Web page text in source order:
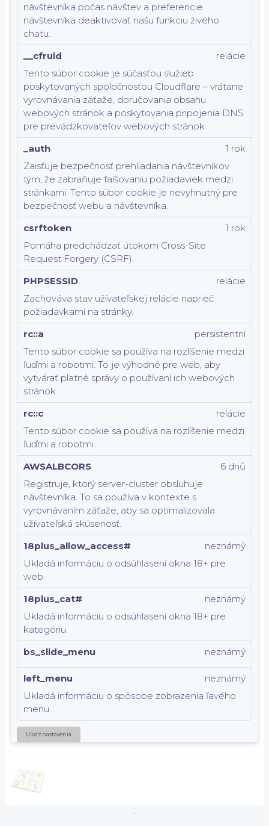
návštevníka počas návštev a preferencie
návštevníka deaktivovať našu funkciu živého
chatu.
__cfruid
Tento súbor cookie je súčasťou služieb
poskytovaných spoločnosťou Cloudflare – vrátane
vyrovnávania záťaže, doručovania obsahu
webových stránok a poskytovania pripojenia DNS
pre prevádzkovateľov webových stránok.
relácie
_auth
Zaisťuje bezpečnosť prehliadania návštevníkov
tým, že zabraňuje falšovaniu požiadaviek medzi
stránkami. Tento súbor cookie je nevyhnutný pre
bezpečnosť webu a návštevníka.
1 rok
csrftoken
Pomáha predchádzať útokom Cross-Site
Request Forgery (CSRF).
1 rok
PHPSESSID
Zachováva stav užívateľskej relácie naprieč
požiadavkami na stránky.
relácie
rc::a
Tento súbor cookie sa používa na rozlíšenie medzi
ľuďmi a robotmi. To je výhodné pre web, aby
vytvárať platné správy o používaní ich webových
stránok.
persistentní
rc::c
Tento súbor cookie sa používa na rozlíšenie medzi
ľuďmi a robotmi.
relácie
AWSALBCORS
Registruje, ktorý server-cluster obsluhuje
návštevníka. To sa používa v kontexte s
vyrovnávaním záťaže, aby sa optimalizovala
užívateľská skúsenosť.
6 dnů
18plus_allow_access#
Ukladá informáciu o odsúhlasení okna 18+ pre
web.
neznámý
18plus_cat#
Ukladá informáciu o odsúhlasení okna 18+ pre
kategóriu.
neznámý
bs_slide_menu neznámý
left_menu
Ukladá informáciu o spôsobe zobrazenia ľavého
menu.
neznámý
Uložiť nastavenia